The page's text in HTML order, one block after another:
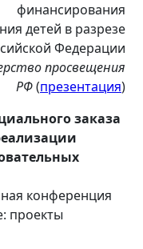
финансирования
детей в разрезе
Федерации
просвещения
РФ(презентация)
заказа
конференция
проекты